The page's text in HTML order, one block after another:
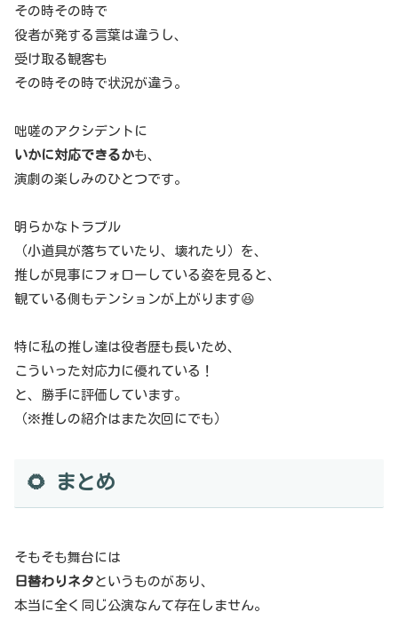
その時その時で
役者が発する言葉は違うし、
受け取る観客も
その時その時で状況が違う。
咄嗟のアクシデントに
いかに対応できるかも、
演劇の楽しみのひとつです。
明らかなトラブル
（小道具が落ちていたり、壊れたり）を、
推しが見事にフォローしている姿を見ると、
観ている側もテンションが上がります😆
特に私の推し達は役者歴も長いため、
こういった対応力に優れている！
と、勝手に評価しています。
（※推しの紹介はまた次回にでも）
🌻 まとめ
そもそも舞台には
日替わりネタ というものがあり、
本当に全く同じ公演なんて存在しません。